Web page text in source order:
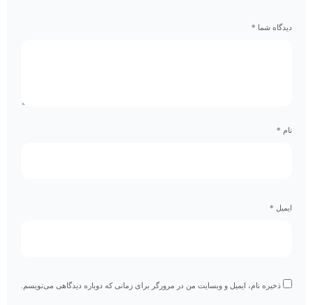
دیدگاه شما *
نام *
ایمیل *
ذخیره نام، ایمیل و وبسایت من در مرورگر برای زمانی که دوباره دیدگاهی می‌نویسم.